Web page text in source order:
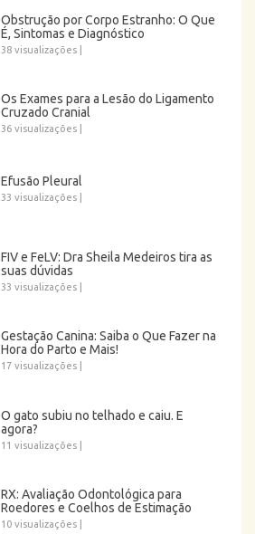
Obstrução por Corpo Estranho: O Que
É, Sintomas e Diagnóstico
38 visualizações
Os Exames para a Lesão do Ligamento
Cruzado Cranial
36 visualizações
Efusão Pleural
33 visualizações
FIV e FeLV: Dra Sheila Medeiros tira as
suas dúvidas
33 visualizações
Gestação Canina: Saiba o Que Fazer na
Hora do Parto e Mais!
17 visualizações
O gato subiu no telhado e caiu. E
agora?
11 visualizações
RX: Avaliação Odontológica para
Roedores e Coelhos de Estimação
10 visualizações